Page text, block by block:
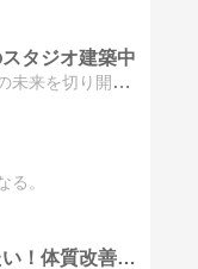
タジオ建築中
五感を使って新しい自分の未来を切り開く。自分が主人公の豊かな人生を歩むことができる呼吸を楽しみながら行うヨガ。
る。
本気でからだを治したい！体質改善ﾖｶﾞとｾﾙﾌｹｱ＆ｷｯｽ…